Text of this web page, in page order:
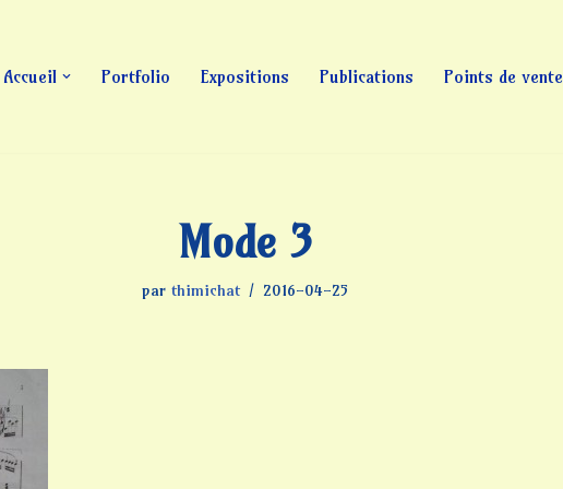
Accueil Portfolio Expositions Publications Points de vente
Mode 3
par thimichat 2016-04-25